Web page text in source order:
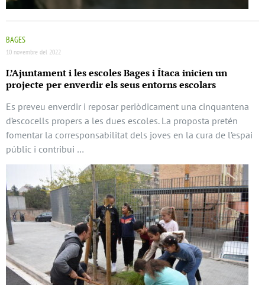
BAGES
10 novembre del 2022
L’Ajuntament i les escoles Bages i Ítaca inicien un
projecte per enverdir els seus entorns escolars
Es preveu enverdir i reposar periòdicament una cinquantena
d’escocells propers a les dues escoles. La proposta pretén
fomentar la corresponsabilitat dels joves en la cura de l’espai
públic i contribui …